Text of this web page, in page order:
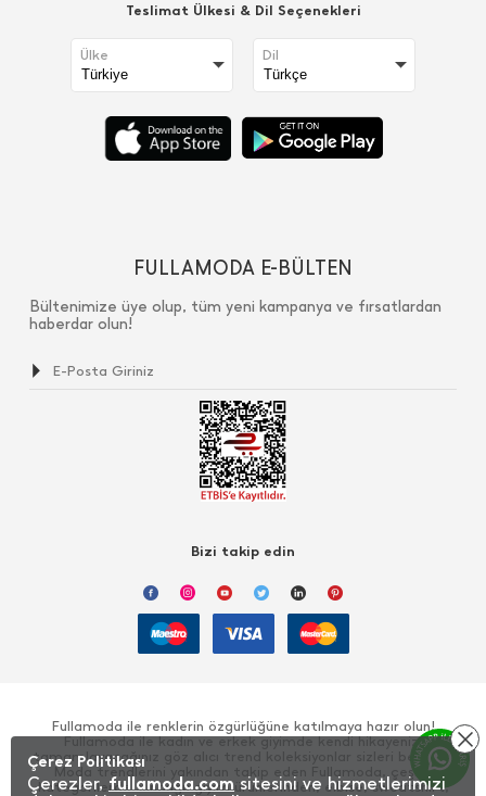
Teslimat Ülkesi & Dil Seçenekleri
Ülke Dil
FULLAMODA E-BÜLTEN
Bültenimize üye olup, tüm yeni kampanya ve fırsatlardan
haberdar olun!
Bizi takip edin
Fullamoda ile renklerin özgürlüğüne katılmaya hazır olun!
Fullamoda ile kadın ve erkek giyimde kendi hikayenizi
tamamlayacağınız göz alıcı trend koleksiyonlar sizleri bekliyor!
Moda trendlerini yakından takip eden Fullamoda, çeşitli
kategorilerde sunduğu giyim ürünlerinden, elbise, sweatshirt,
Çerez Politikası
Çerezler, fullamoda.com sitesini ve hizmetlerimizi